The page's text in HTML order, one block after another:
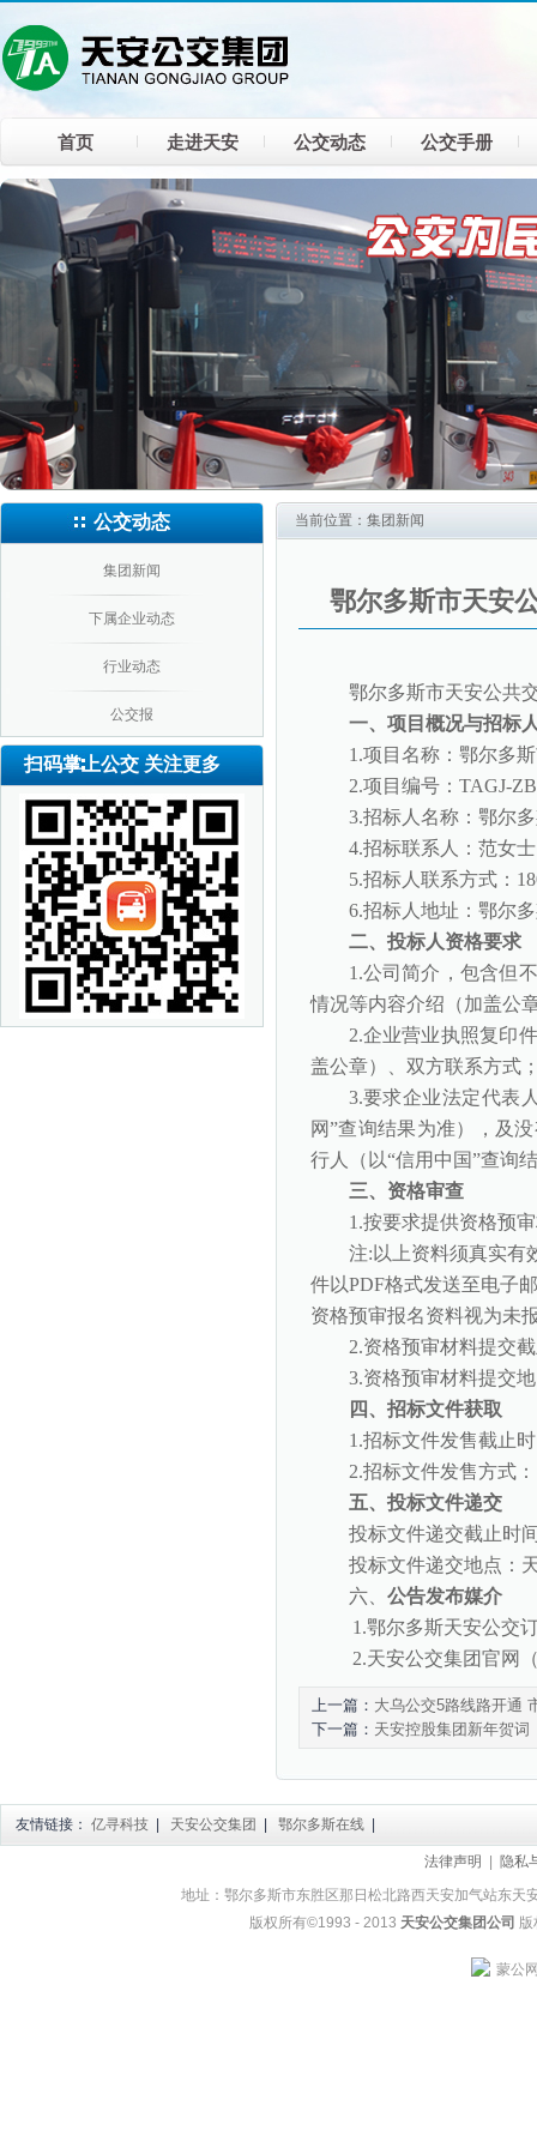
首页 走进天安 公交动态 公交手册
公交动态
集团新闻
下属企业动态
行业动态
公交报
扫码掌上公交 关注更多
当前位置：集团新闻
鄂尔多斯市天安
鄂尔多斯市天安公共
一、项目概况与招标
1.项目名称：鄂尔多
2.项目编号：TAGJ-
3.招标人名称：鄂尔
4.招标联系人： 范女
5.招标人联系方式：
6.招标人地址： 鄂尔
二、 投标人资格要求
1.公司简介，包含但
情况等内容介绍（加盖公
2.企业营业执照复印
盖公章）、双方联系方式
3.要求企业法定代表
网”查询结果为准），及
行人（以“信用中国”查询
三、资格审查
1.按要求提供资格预
注:以上资料须真实有
件以PDF格式发送至电子
资格预审报名资料视为未
2.资格预审材料提交
3.资格预审材料提交
四、招标文件获取
1.招标文件发售截止
2.招标文件发售方式
五、投标文件递交
投标文件递交截止时
投标文件递交地点：
六、 公告发布媒介
1.鄂尔多斯天安公交
2.天安公交集团官网
上一篇： 大乌公交5路线路开通
下一篇： 天安控股集团新年贺词
友情链接： 亿寻科技 天安公交集团 鄂尔多斯在线
法律声明
隐私
地址：鄂尔多斯市东胜区那日松北路西天安加气站东
版权所有©1993 - 2013 天安公交集团公司
蒙公